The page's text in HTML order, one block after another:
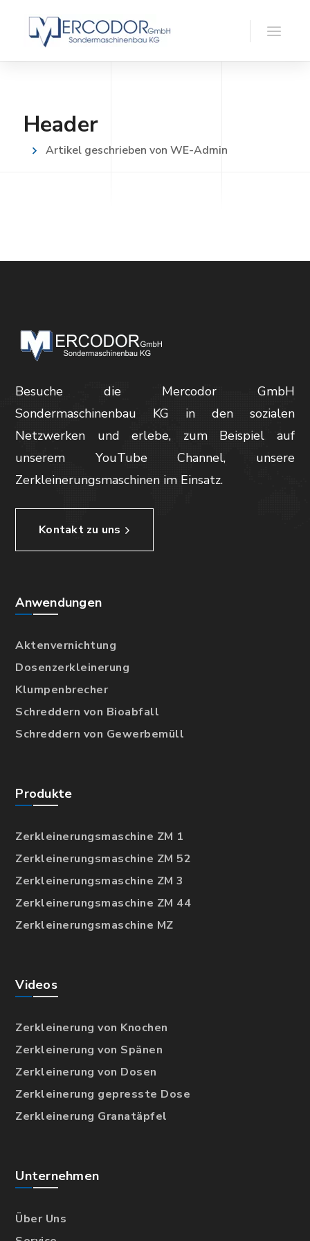
Header
Artikel geschrieben von WE-Admin
Besuche die Mercodor GmbH
Sondermaschinenbau KG in den sozialen
Netzwerken und erlebe, zum Beispiel auf
unserem YouTube Channel, unsere
Zerkleinerungsmaschinen im Einsatz.
Kontakt zu uns
Anwendungen
Aktenvernichtung
Dosenzerkleinerung
Klumpenbrecher
Schreddern von Bioabfall
Schreddern von Gewerbemüll
Produkte
Zerkleinerungsmaschine ZM 1
Zerkleinerungsmaschine ZM 52
Zerkleinerungsmaschine ZM 3
Zerkleinerungsmaschine ZM 44
Zerkleinerungsmaschine MZ
Videos
Zerkleinerung von Knochen
Zerkleinerung von Spänen
Zerkleinerung von Dosen
Zerkleinerung gepresste Dose
Zerkleinerung Granatäpfel
Unternehmen
Über Uns